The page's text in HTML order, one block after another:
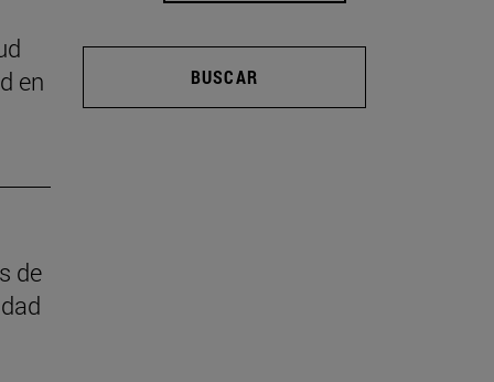
en
de
BUSCAR